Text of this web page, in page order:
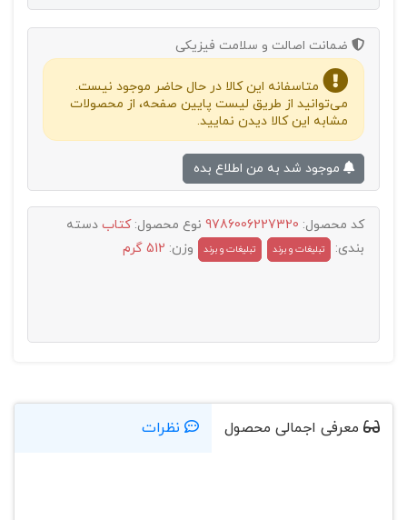
ضمانت اصالت و سلامت فیزیکی
متاسفانه این کالا در حال حاضر موجود نیست.
می‌توانید از طریق لیست پایین صفحه، از محصولات
مشابه این کالا دیدن نمایید.
کد محصول: 9786006227320 نوع محصول:کتاب دسته
بندی:
تبليغات و برند تبلیغات و برند وزن: 512 گرم
معرفی اجمالی محصول نظرات